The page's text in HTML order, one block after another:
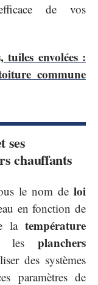
de vos
tuiles envolées :
commune
ses
chauffants
le nom de loi
en fonction de
latempérature
les planchers
des systèmes
paramètres de